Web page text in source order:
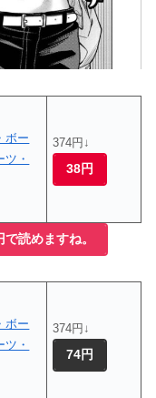
ボー
ツ・
374円↓
38円
読めますね。
ボー
ツ・
374円↓
74円